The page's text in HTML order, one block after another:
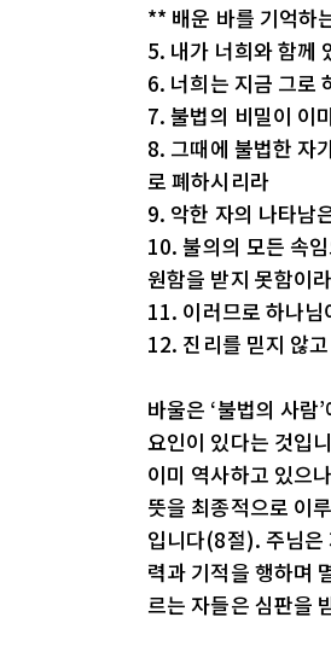
** 배운 바를 기억하
5. 내가 너희와 함께
6. 너희는 지금 그로
7. 불법의 비밀이 이
8. 그때에 불법한 자
로 폐하시리라
9. 악한 자의 나타남
10. 불의의 모든 속
원함을 받지 못함이라
11. 이러므로 하나님
12. 진리를 믿지 않
바울은 ‘불법의 사
요인이 있다는 것입
이미 역사하고 있으
뜻을 최종적으로 이
입니다(8절). 주님은
력과 기적을 행하며
르는 자들은 심판을